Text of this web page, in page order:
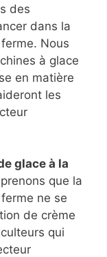
des
dans la
Nous
à glace
en matière
les
glace à la
que la
ne se
de crème
qui